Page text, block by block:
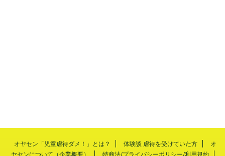
オヤセン「児童虐待ダメ！」とは？ 体験談 虐待を受けていた方
オ
ヤセンについて（企業概要）
特商法/プライバシーポリシー/利用規約